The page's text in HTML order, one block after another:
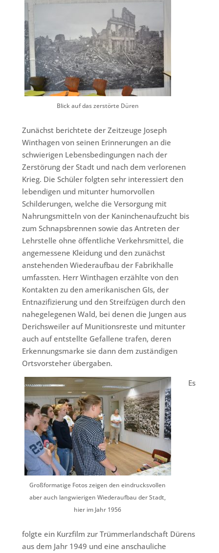
Blick auf das zerstörte Düren
Zunächst berichtete der Zeitzeuge Joseph
Winthagen von seinen Erinnerungen an die
schwierigen Lebensbedingungen nach der
Zerstörung der Stadt und nach dem verlorenen
Krieg. Die Schüler folgten sehr interessiert den
lebendigen und mitunter humorvollen
Schilderungen, welche die Versorgung mit
Nahrungsmitteln von der Kaninchenaufzucht bis
zum Schnapsbrennen sowie das Antreten der
Lehrstelle ohne öffentliche Verkehrsmittel, die
angemessene Kleidung und den zunächst
anstehenden Wiederaufbau der Fabrikhalle
umfassten. Herr Winthagen erzählte von den
Kontakten zu den amerikanischen GIs, der
Entnazifizierung und den Streifzügen durch den
nahegelegenen Wald, bei denen die Jungen aus
Derichsweiler auf Munitionsreste und mitunter
auch auf entstellte Gefallene trafen, deren
Erkennungsmarke sie dann dem zuständigen
Ortsvorsteher übergaben.
Großformatige Fotos zeigen den eindrucksvollen
aber auch langwierigen Wiederaufbau der Stadt,
hier im Jahr 1956
Es
folgte ein Kurzfilm zur Trümmerlandschaft Dürens
aus dem Jahr 1949 und eine anschauliche